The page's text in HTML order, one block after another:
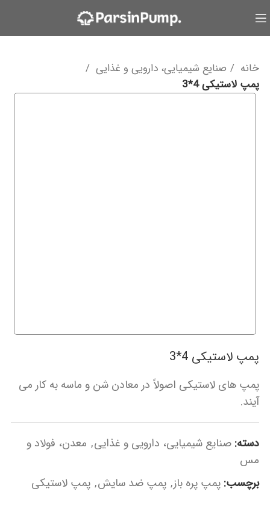
خانه
صنایع شیمیایی، دارویی و غذایی
پمپ لاستیکی 4*3
پمپ لاستیکی 4*3
پمپ های لاستیکی اصولاً در معادن شن و ماسه به کار می
آیند.
دسته: صنایع شیمیایی، دارویی و غذایی, معدن، فولاد و
مس
برچسب: پمپ پره باز, پمپ ضد سایش, پمپ لاستیکی